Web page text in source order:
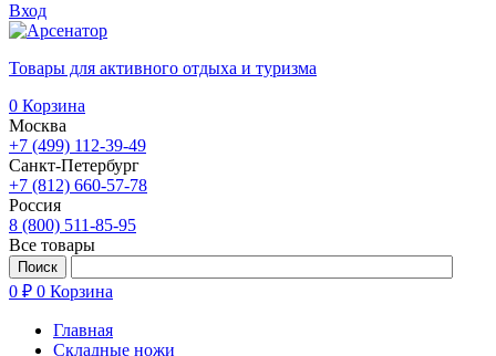
Вход
Товары для активного отдыха и туризма
0 Корзина
Москва
+7 (499) 112-39-49
Санкт-Петербург
+7 (812) 660-57-78
Россия
8 (800) 511-85-95
Все товары
0 ₽ 0 Корзина
Главная
Складные ножи